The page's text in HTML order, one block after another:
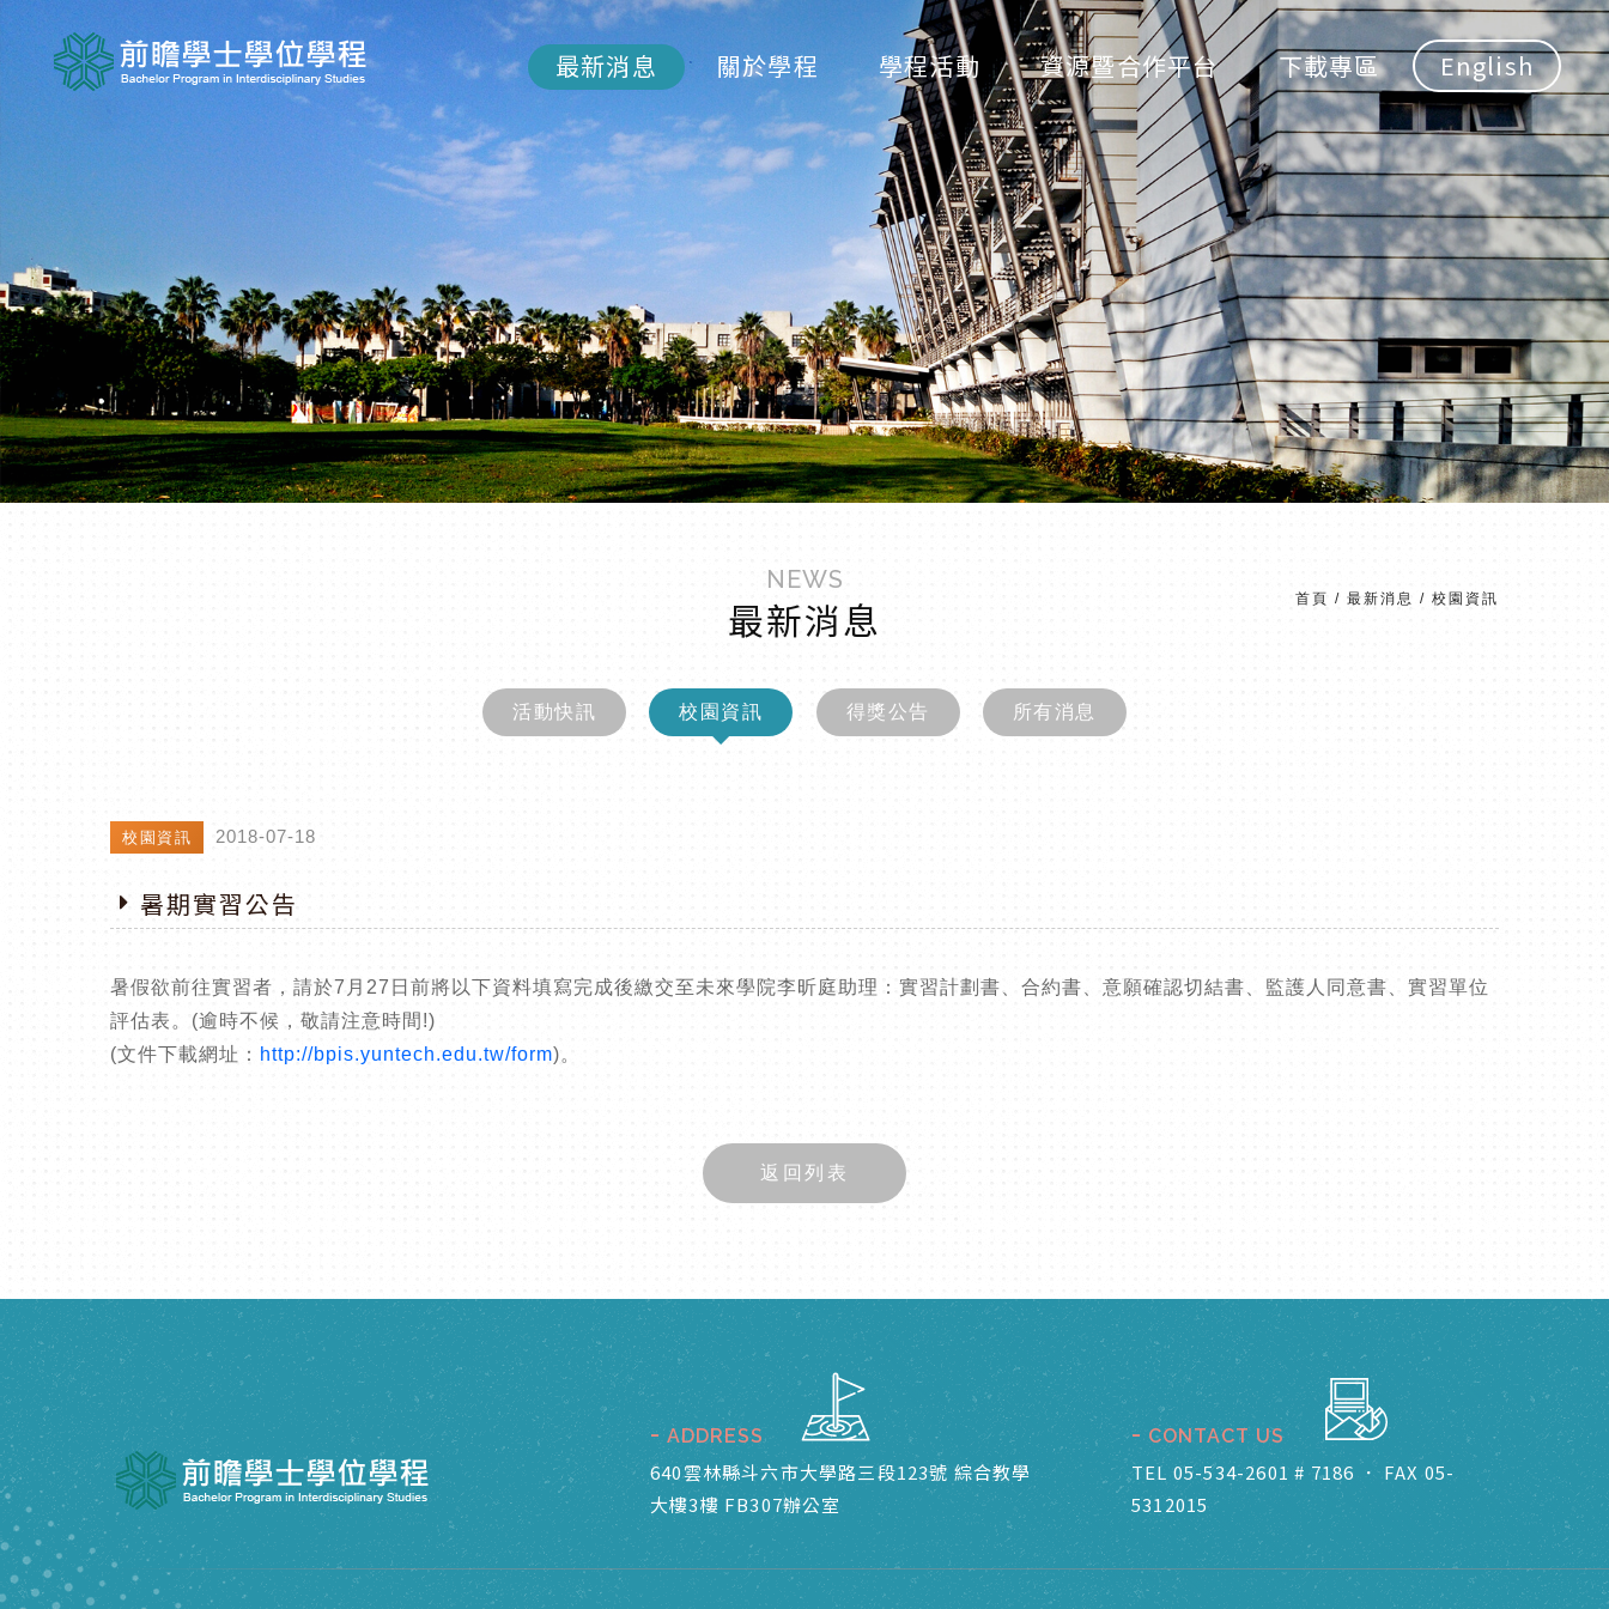
最新消息 關於學程 學程活動 資源暨合作平台 下載專區 English
NEWS
最新消息
活動快訊 校園資訊 得獎公告 所有消息
校園資訊 2018-07-18
暑期實習公告
暑假欲前往實習者，請於7月27日前將以下資料填寫完成後繳交至未來學院李昕庭助理：實習計劃書、合約書、意願確認切結書、監護人同意書、實習單位
評估表。(逾時不候，敬請注意時間!)
(文件下載網址： http://bpis.yuntech.edu.tw/form)。
返回列表
首頁 / 最新消息 / 校園資訊
ADDRESS
640雲林縣斗六市大學路三段123號 綜合教學
大樓3樓 FB307辦公室
CONTACT US
TEL 05-534-2601 # 7186 ． FAX 05-
5312015